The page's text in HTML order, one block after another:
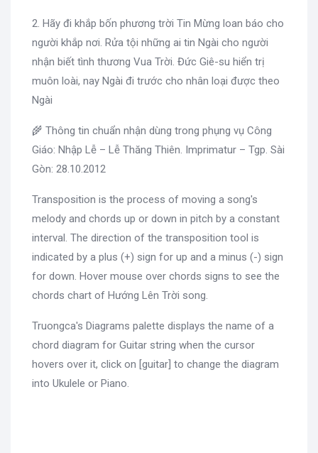
2. Hãy đi khắp bốn phương trời Tin Mừng loan báo cho
người khắp nơi. Rửa tội những ai tin Ngài cho người
nhận biết tình thương Vua Trời. Đức Giê-su hiển trị
muôn loài, nay Ngài đi trước cho nhân loại được theo
Ngài
🌾 Thông tin chuẩn nhận dùng trong phụng vụ Công
Giáo: Nhập Lễ – Lễ Thăng Thiên. Imprimatur – Tgp. Sài
Gòn: 28.10.2012
Transposition is the process of moving a song's
melody and chords up or down in pitch by a constant
interval. The direction of the transposition tool is
indicated by a plus (+) sign for up and a minus (-) sign
for down. Hover mouse over chords signs to see the
chords chart of Hướng Lên Trời song.
Truongca's Diagrams palette displays the name of a
chord diagram for Guitar string when the cursor
hovers over it, click on [guitar] to change the diagram
into Ukulele or Piano.